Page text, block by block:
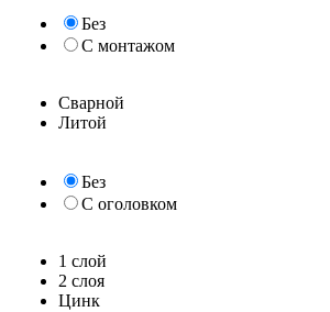
Без
С монтажом
Сварной
Литой
Без
С оголовком
1 слой
2 слоя
Цинк